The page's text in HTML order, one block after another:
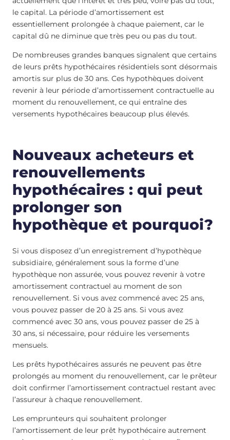
le capital. La période d’amortissement est
essentiellement prolongée à chaque paiement, car le
capital dû ne diminue que très peu ou pas du tout.
De nombreuses grandes banques signalent que certains
de leurs prêts hypothécaires résidentiels sont désormais
amortis sur plus de 30 ans. Ces hypothèques doivent
revenir à leur période d’amortissement contractuelle au
moment du renouvellement, ce qui entraîne des
versements hypothécaires beaucoup plus élevés.
Nouveaux acheteurs et
renouvellements
hypothécaires : qui peut
prolonger son
hypothèque et pourquoi?
Si vous disposez d’un enregistrement d’hypothèque
subsidiaire, généralement sous la forme d’une
hypothèque non assurée, vous pouvez revenir à votre
amortissement contractuel au moment de son
renouvellement. Si vous avez commencé avec 25 ans,
vous pouvez passer de 20 à 25 ans. Si vous avez
commencé avec 30 ans, vous pouvez passer de 25 à
30 ans, si nécessaire, pour réduire les versements
mensuels.
Les prêts hypothécaires assurés ne peuvent pas être
prolongés au moment du renouvellement, car le prêteur
doit confirmer l’amortissement contractuel restant avec
l’assureur à chaque renouvellement.
Les emprunteurs qui souhaitent prolonger
l’amortissement de leur prêt hypothécaire autrement